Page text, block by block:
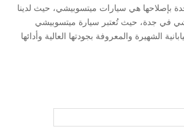
بإصلاحها هي سيارات ميتسوبيشي، حيث لدينا
في جدة، حيث تُعتبر سيارة ميتسوبيشي
الشهيرة والمعروفة بجودتها العالية وأدائها